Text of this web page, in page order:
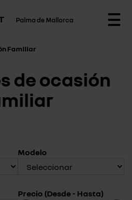
Palma de Mallorca
Familiar
de ocasión
Modelo
Precio (Desde - Hasta)